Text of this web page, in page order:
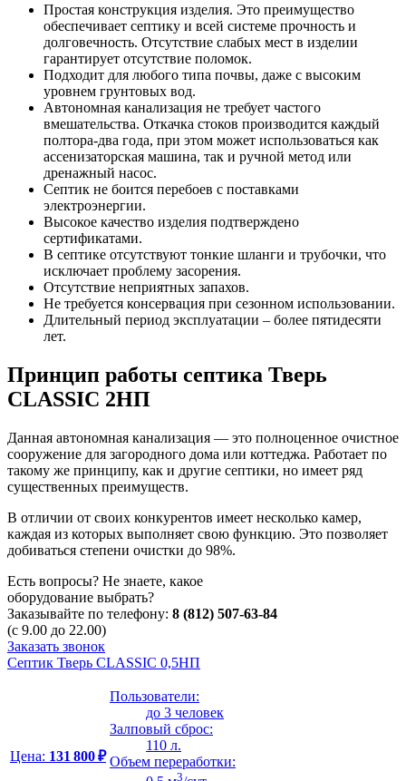
Простая конструкция изделия. Это преимущество
обеспечивает септику и всей системе прочность и
долговечность. Отсутствие слабых мест в изделии
гарантирует отсутствие поломок.
Подходит для любого типа почвы, даже с высоким
уровнем грунтовых вод.
Автономная канализация не требует частого
вмешательства. Откачка стоков производится каждый
полтора-два года, при этом может использоваться как
ассенизаторская машина, так и ручной метод или
дренажный насос.
Септик не боится перебоев с поставками
электроэнергии.
Высокое качество изделия подтверждено
сертификатами.
В септике отсутствуют тонкие шланги и трубочки, что
исключает проблему засорения.
Отсутствие неприятных запахов.
Не требуется консервация при сезонном использовании.
Длительный период эксплуатации – более пятидесяти
лет.
Принцип работы септика Тверь
CLASSIC 2НП
Данная автономная канализация — это полноценное очистное
сооружение для загородного дома или коттеджа. Работает по
такому же принципу, как и другие септики, но имеет ряд
существенных преимуществ.
В отличии от своих конкурентов имеет несколько камер,
каждая из которых выполняет свою функцию. Это позволяет
добиваться степени очистки до 98%.
Есть вопросы? Не знаете, какое
оборудование выбрать?
Заказывайте по телефону: 8 (812) 507-63-84
(с 9.00 до 22.00)
Заказать звонок
Септик Тверь CLASSIC 0,5НП
Цена: 131 800 ₽
Пользователи:
до 3 человек
Залповый сброс:
110 л.
Объем переработки:
3